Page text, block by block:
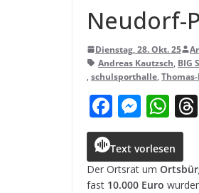
Neu­dorf-
Dienstag, 28. Okt. 25
Andreas Kautzsch, BIG
, schulsporthalle,
F
a
c
e
M
e
ss
e
W
h
a
ts
Text vorlesen
Der Orts­rat um
fast 10.000 Euro